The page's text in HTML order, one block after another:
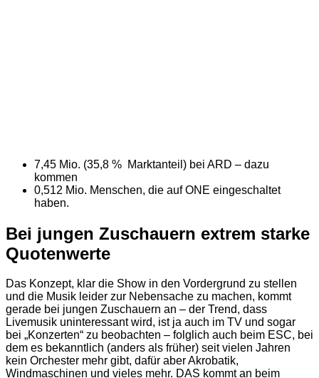
7,45 Mio. (35,8 % Marktanteil) bei ARD – dazu
kommen
0,512 Mio. Menschen, die auf ONE eingeschaltet
haben.
Bei jungen Zuschauern extrem starke
Quotenwerte
Das Konzept, klar die Show in den Vordergrund zu stellen
und die Musik leider zur Nebensache zu machen, kommt
gerade bei jungen Zuschauern an – der Trend, dass
Livemusik uninteressant wird, ist ja auch im TV und sogar
bei „Konzerten“ zu beobachten – folglich auch beim ESC, bei
dem es bekanntlich (anders als früher) seit vielen Jahren
kein Orchester mehr gibt, dafür aber Akrobatik,
Windmaschinen und vieles mehr. DAS kommt an beim